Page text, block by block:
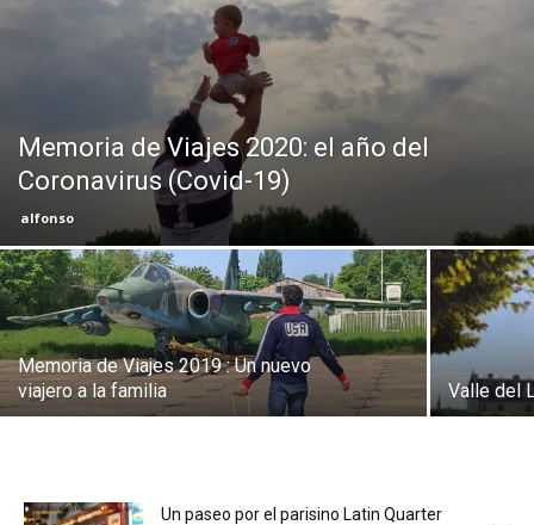
Eyes
Memoria de Viajes 2020: el año del
Coronavirus (Covid-19)
alfonso
Memoria de Viajes 2019 : Un nuevo
viajero a la familia
Valle del
Un paseo por el parisino Latin Quarter